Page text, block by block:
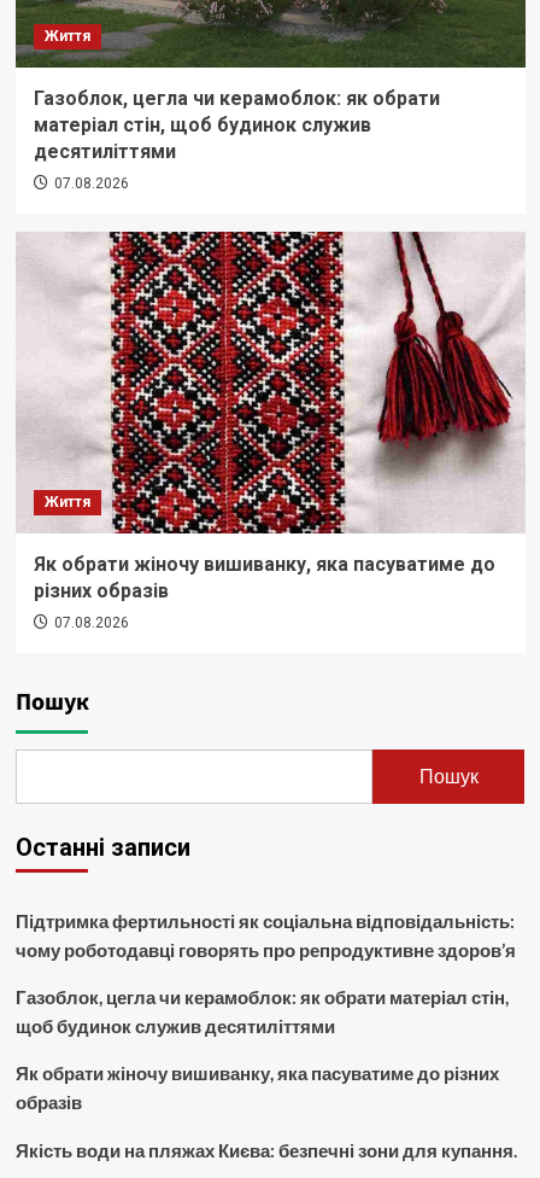
Життя
Газоблок, цегла чи керамоблок: як обрати
матеріал стін, щоб будинок служив
десятиліттями
07.08.2026
Життя
Як обрати жіночу вишиванку, яка пасуватиме до
різних образів
07.08.2026
Пошук
Пошук
Останні записи
Підтримка фертильності як соціальна відповідальність:
чому роботодавці говорять про репродуктивне здоров’я
Газоблок, цегла чи керамоблок: як обрати матеріал стін,
щоб будинок служив десятиліттями
Як обрати жіночу вишиванку, яка пасуватиме до різних
образів
Якість води на пляжах Києва: безпечні зони для купання.